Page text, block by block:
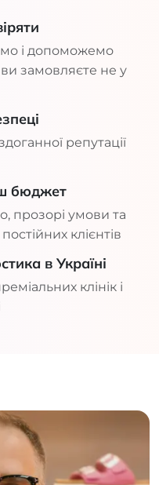
і допоможемо
замовляєте не у
репутації
бюджет
прозорі умови та
клієнтів
в Україні
клінік і